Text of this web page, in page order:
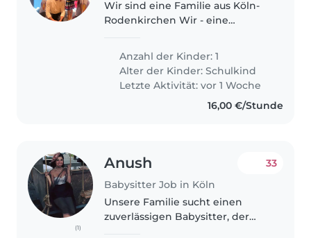
Wir sind eine Familie aus Köln-
Rodenkirchen Wir - eine
suchen eine zuverlässige
Babysitterin für unsere 6-jährige
Tochter, die vor kurzem
eingeschult..
Anzahl der Kinder: 1
Alter der Kinder:Schulkind
Letzte Aktivität: vor 1 Woche
16,00 €/Stunde
(1)
Anush
Babysitter Job in Köln
33
Unsere Familie sucht einen
zuverlässigen Babysitter, der